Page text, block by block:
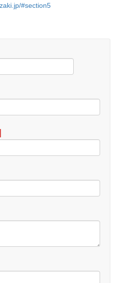
#section5